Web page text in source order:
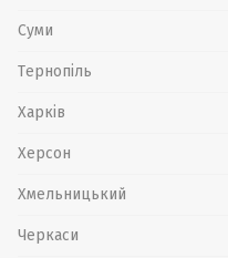
Суми
Тернопіль
Харків
Херсон
Хмельницький
Черкаси